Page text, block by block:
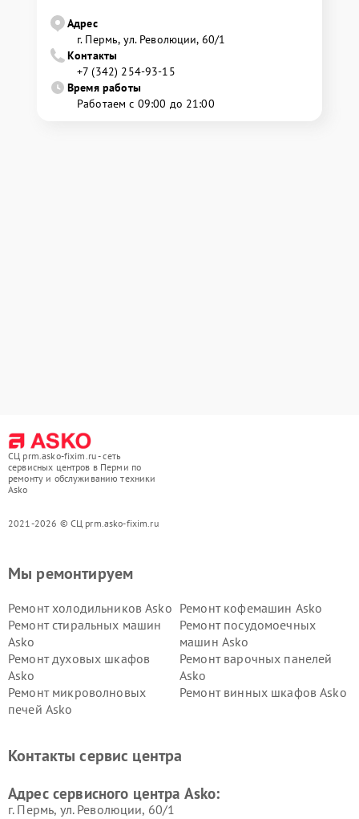
Адрес
г. Пермь, ул. ​Революции, 60/1
Контакты
+7 (342) 254-93-15
Время работы
Работаем с 09:00 до 21:00
СЦ prm.asko-fixim.ru - сеть
сервисных центров в Перми по
ремонту и обслуживанию техники
Asko
2021-2026 © СЦ prm.asko-fixim.ru
Мы ремонтируем
Ремонт холодильников Asko Ремонт кофемашин Asko
Ремонт стиральных машин
Asko
Ремонт посудомоечных
машин Asko
Ремонт духовых шкафов
Asko
Ремонт варочных панелей
Asko
Ремонт микроволновых
печей Asko
Ремонт винных шкафов Asko
Ремонт подогревателей
Ремонт промышленных
Asko
Контакты сервис центра
Адрес сервисного центра Asko:
г. Пермь, ул. ​Революции, 60/1